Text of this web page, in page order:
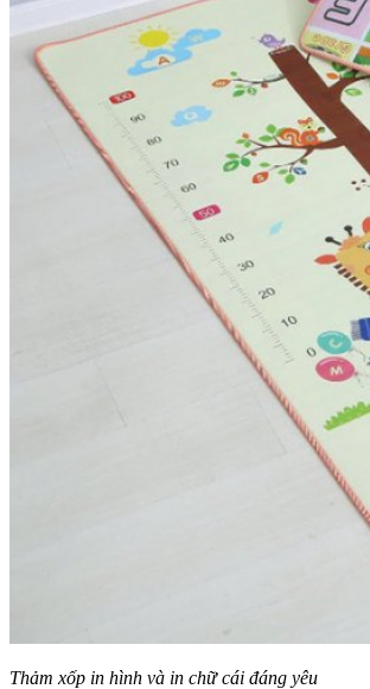
Thảm xốp in hình và in chữ cái đáng yêu